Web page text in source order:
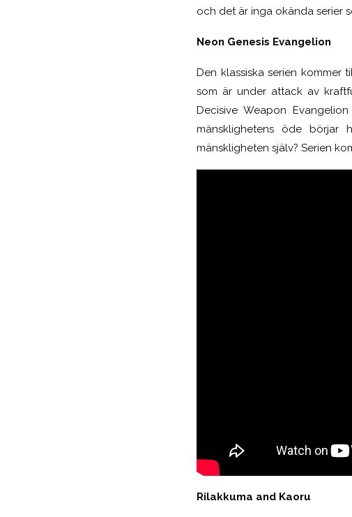
och det är inga okända serier
Neon Genesis Evangelion
Den klassiska serien kommer
som är under attack av
Decisive Weapon
mänsklighetens öde
mänskligheten själv? Serien
Rilakkuma and Kaoru